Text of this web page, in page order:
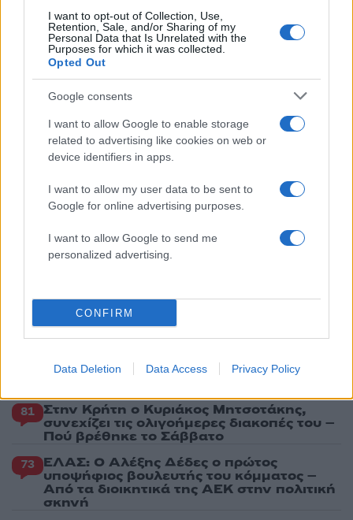
I want to opt-out of Collection, Use,
Retention, Sale, and/or Sharing of my
Personal Data that Is Unrelated with the
Purposes for which it was collected.
Opted Out
Google consents
I want to allow Google to enable storage
related to advertising like cookies on web or
device identifiers in apps.
I want to allow my user data to be sent to
Google for online advertising purposes.
I want to allow Google to send me
personalized advertising.
CONFIRM
Data Deletion Data Access Privacy Policy
πρότεινε συνεργασία
Θρήνος για τον Λιονέλ Μέσι – Πέθανε ο
πατέρας του, Χόρχε
Ελίζαμπεθ Ελέτσι και Νεκτάριος Λεμονίδης
πήγαν στον Άγιο Νεκτάριο Βούλας για να
Ηφαίστειο Σαντορίνης: Ένας 15χρονος που
δεν πρόλαβε να ξεφύγει από το τσουνάμι
μπορεί να αλλάξει τη χρονολογία της
Πιο σχολιασμένα
Βγήκαν ξανά τα μαχαίρια στην Ελπίδα
κίνημα σε φοβικό αρχηγικό κόμμα»
85 Απίστευτο κι όμως αληθινό -
Aναστέλλονται τα τακτικά ραντεβού του
Χανίων επειδή κλάπηκε το μηχανάκι του
81 Στην Κρήτη ο Κυριάκος Μητσοτάκης,
συνεχίζει τις ολιγοήμερες διακοπές του –
Πού βρέθηκε το Σάββατο
73 ΕΛΑΣ: Ο Αλέξης Δέδες ο πρώτος
υποψήφιος βουλευτής του κόμματος –
Από τα διοικητικά της ΑΕΚ στην πολιτική
σκηνή